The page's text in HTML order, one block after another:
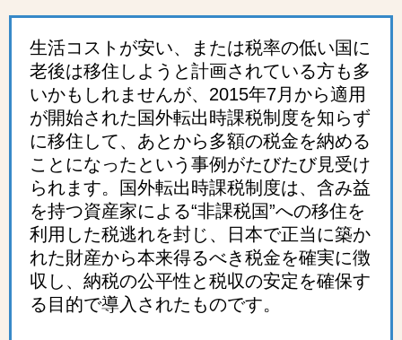
生活コストが安い、または税率の低い国に
老後は移住しようと計画されている方も多
いかもしれませんが、2015年7月から適用
が開始された国外転出時課税制度を知らず
に移住して、あとから多額の税金を納める
ことになったという事例がたびたび見受け
られます。国外転出時課税制度は、含み益
を持つ資産家による“非課税国”への移住を
利用した税逃れを封じ、日本で正当に築か
れた財産から本来得るべき税金を確実に徴
収し、納税の公平性と税収の安定を確保す
る目的で導入されたものです。